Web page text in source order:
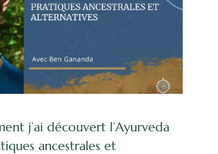
j’ai découvert l’Ayurveda
ancestrales et